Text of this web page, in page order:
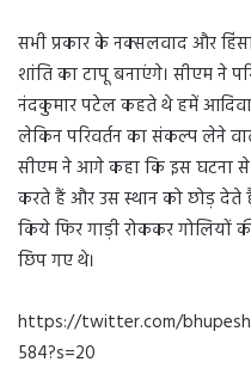
सभी प्रकार के नक्सलवाद और
शांति का टापू बनाएंगे। सीएम ने
नंदकुमार पटेल कहते थे हमें
लेकिन परिवर्तन का संकल्प लेने
सीएम ने आगे कहा कि इस घटना
करते हैं और उस स्थान को छोड़
किये फिर गाड़ी रोककर गोलियों
छिप गए थे।
https://twitter.com/
584?s=20